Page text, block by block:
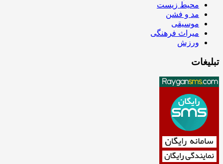
محیط زیست
مد و فشن
موسیقی
میراث فرهنگی
ورزش
تبلیغات